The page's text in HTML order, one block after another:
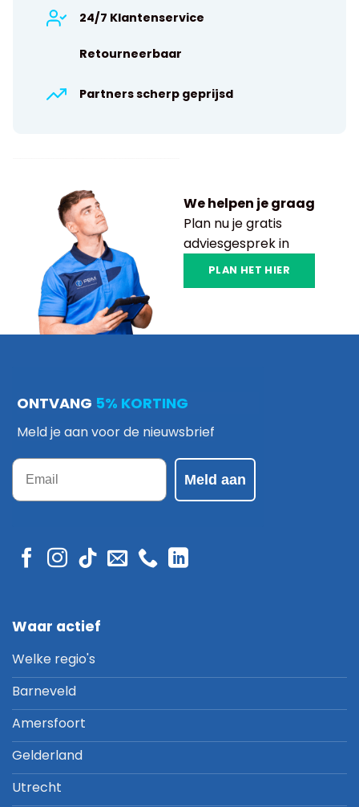
We helpen je graag
Plan nu je gratis
adviesgesprek in
PLAN HET HIER
24/7 Klantenservice
Retourneerbaar
Partners scherp geprijsd
ONTVANG 5% KORTING
Meld je aan voor de nieuwsbrief
Email
Meld aan
Waar actief
Welke regio's
Barneveld
Amersfoort
Gelderland
Utrecht